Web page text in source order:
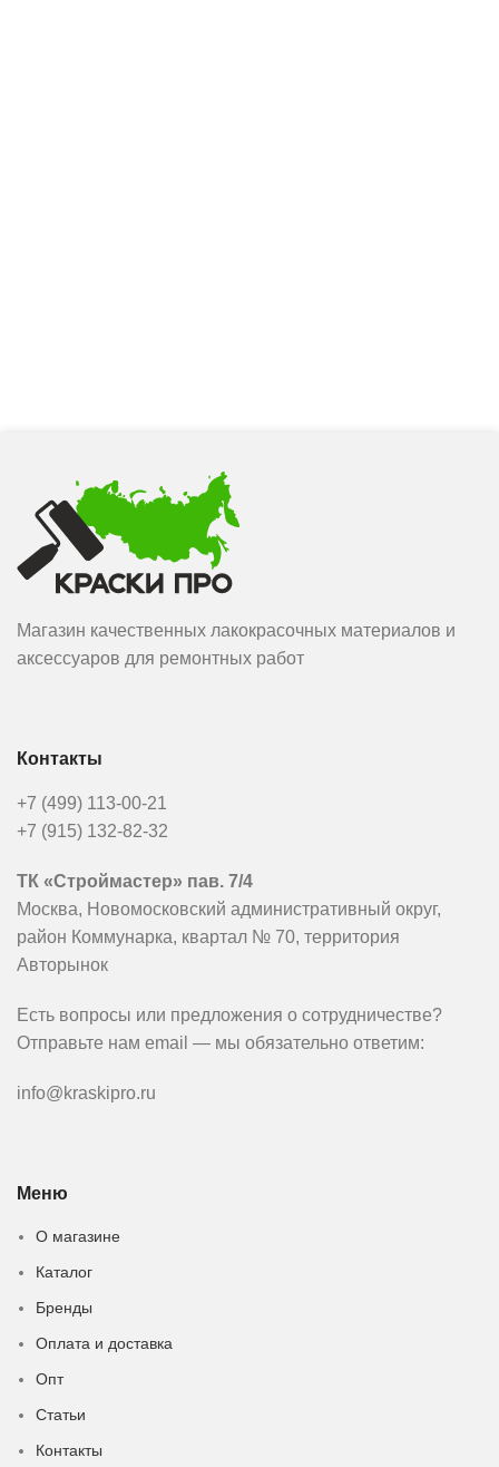
Магазин качественных лакокрасочных материалов и
аксессуаров для ремонтных работ
Контакты
+7 (499) 113-00-21
+7 (915) 132-82-32
ТК «Строймастер» пав. 7/4
Москва, Новомосковский административный округ,
район Коммунарка, квартал № 70, территория
Авторынок
Есть вопросы или предложения о сотрудничестве?
Отправьте нам email — мы обязательно ответим:
info@kraskipro.ru
Меню
О магазине
Каталог
Бренды
Оплата и доставка
Опт
Статьи
Контакты